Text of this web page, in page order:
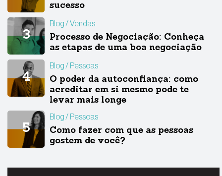
sucesso
Blog Vendas
Processo de Negociação: Conheça
as etapas de uma boa negociação
Blog Pessoas
O poder da autoconfiança: como
acreditar em si mesmo pode te
levar mais longe
Blog Pessoas
Como fazer com que as pessoas
gostem de você?